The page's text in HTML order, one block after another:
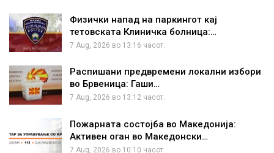
Физички напад на паркингот кај
тетовската Клиничка болница:…
7 Aug, 2026 во 13:16 часот.
Распишани предвремени локални избори
во Брвеница: Гаши…
7 Aug, 2026 во 13:12 часот.
Пожарната состојба во Македонија:
Активен оган во Македонски…
7 Aug, 2026 во 10:10 часот.